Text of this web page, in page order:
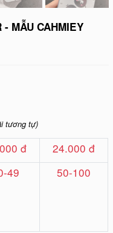
MẪU CAHMIEY
tương tự)
đ 24.000 đ
49 50-100